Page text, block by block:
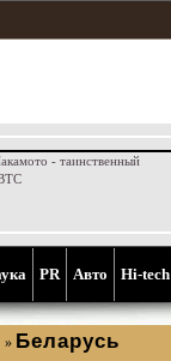
- таинственный
PR Aвто Hi-tech
» Беларусь